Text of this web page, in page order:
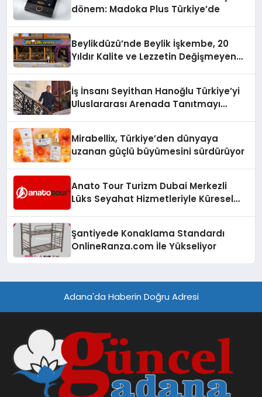
dönem: Madoka Plus Türkiye’de
Beylikdüzü’nde Beylik İşkembe, 20
Yıldır Kalite ve Lezzetin Değişmeyen
İş İnsanı Seyithan Hanoğlu Türkiye’yi
Uluslararası Arenada Tanıtmayı
Mirabellix, Türkiye’den dünyaya
uzanan güçlü büyümesini sürdürüyor
Anato Tour Turizm Dubai Merkezli
Lüks Seyahat Hizmetleriyle Küresel
Şantiyede Konaklama Standardı
OnlineRanza.com İle Yükseliyor
Adana'da Haberin Doğru Adresi